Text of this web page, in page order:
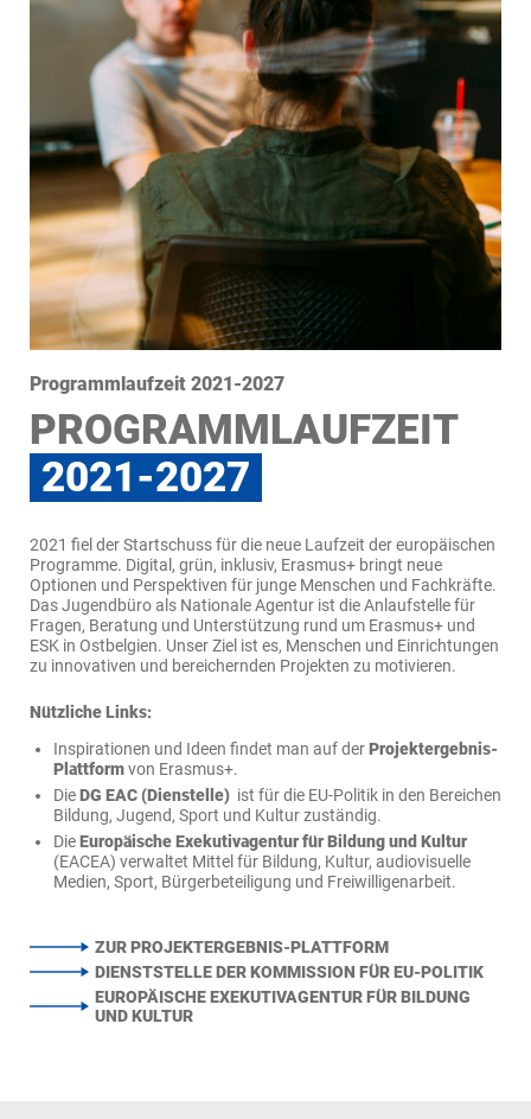
Programmlaufzeit 2021-2027
PROGRAMMLAUFZEIT
2021-2027
2021 fiel der Startschuss für die neue Laufzeit der europäischen
Programme. Digital, grün, inklusiv, Erasmus+ bringt neue
Optionen und Perspektiven für junge Menschen und Fachkräfte.
Das Jugendbüro als Nationale Agentur ist die Anlaufstelle für
Fragen, Beratung und Unterstützung rund um Erasmus+ und
ESK in Ostbelgien. Unser Ziel ist es, Menschen und Einrichtungen
zu innovativen und bereichernden Projekten zu motivieren.
Nützliche Links:
Inspirationen und Ideen findet man auf derProjektergebnis-
Plattformvon Erasmus+.
DieDG EAC (Dienstelle) ist für die EU-Politik in den Bereichen
Bildung, Jugend, Sport und Kultur zuständig.
DieEuropäische Exekutivagentur für Bildung und Kultur
(EACEA) verwaltet Mittel für Bildung, Kultur, audiovisuelle
Medien, Sport, Bürgerbeteiligung und Freiwilligenarbeit.
ZUR PROJEKTERGEBNIS-PLATTFORM
DIENSTSTELLE DER KOMMISSION FÜR EU-POLITIK
EUROPÄISCHE EXEKUTIVAGENTUR FÜR BILDUNG
UND KULTUR